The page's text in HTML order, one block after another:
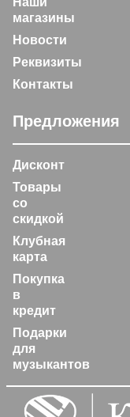
магазины
Новости
Реквизиты
Контакты
Предложения
Дисконт
Товары
со
скидкой
Клубная
карта
Покупка
в
кредит
Подарки
для
музыкантов